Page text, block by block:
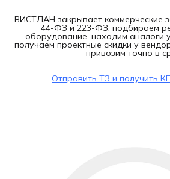
ВИСТЛАН закрывает коммерческие
44-ФЗ и 223-ФЗ: подбираем
оборудование, находим аналоги
получаем проектные скидки у
привозим точно в
Отправить ТЗ и получить